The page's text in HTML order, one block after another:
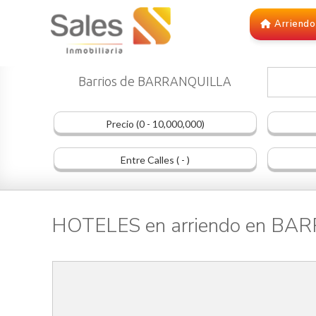
Arriendo
Barrios de BARRANQUILLA
Precio (0 - 10,000,000)
Entre Calles ( - )
HOTELES en arriendo en